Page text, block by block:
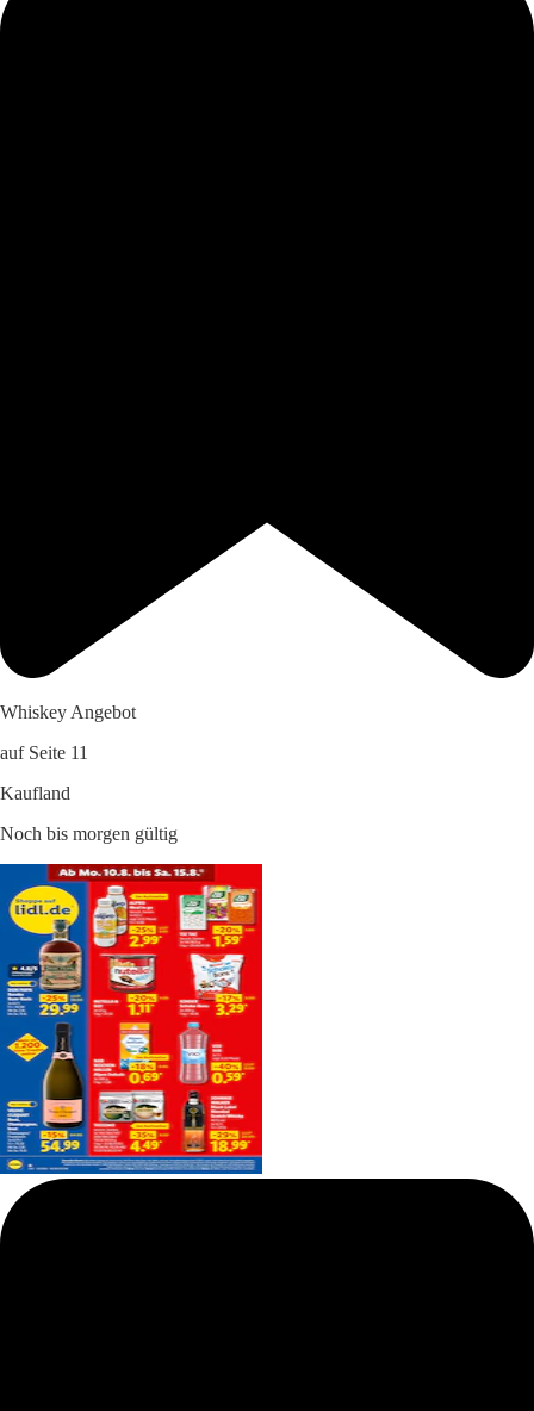
Whiskey Angebot
auf Seite 11
Kaufland
Noch bis morgen gültig